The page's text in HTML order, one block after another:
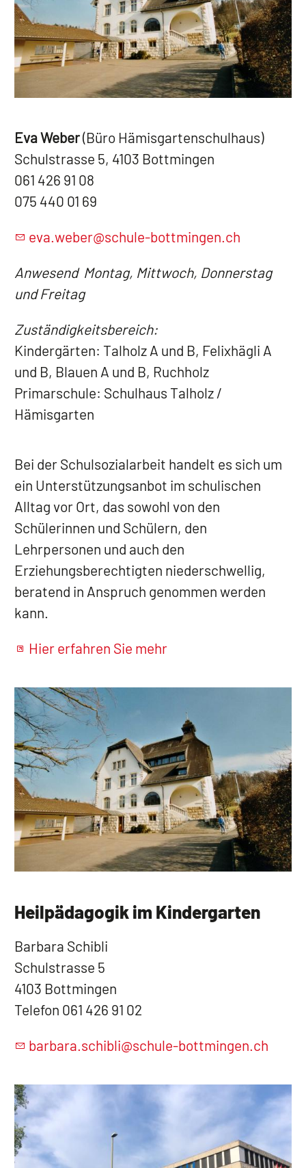
Eva Weber(Büro Hämisgartenschulhaus)
Schulstrasse 5, 4103 Bottmingen
061 426 91 08
075 440 01 69
v w b r sch l -b ttm ng n ch
Anwesend Montag, Mittwoch, Donnerstag
und Freitag
Zuständigkeitsbereich:
Kindergärten: Talholz A und B, Felixhägli A
und B, Blauen A und B, Ruchholz
Primarschule: Schulhaus Talholz /
Hämisgarten
Bei der Schulsozialarbeit handelt es sich um
ein Unterstützungsanbot im schulischen
Alltag vor Ort, das sowohl von den
Schülerinnen und Schülern, den
Lehrpersonen und auch den
Erziehungsberechtigten niederschwellig,
beratend in Anspruch genommen werden
kann.
Hier erfahren Sie mehr
Heilpädagogik im Kindergarten
Barbara Schibli
Schulstrasse 5
4103 Bottmingen
Telefon 061 426 91 02
b rb r sch bl sch l -b ttm ng n ch